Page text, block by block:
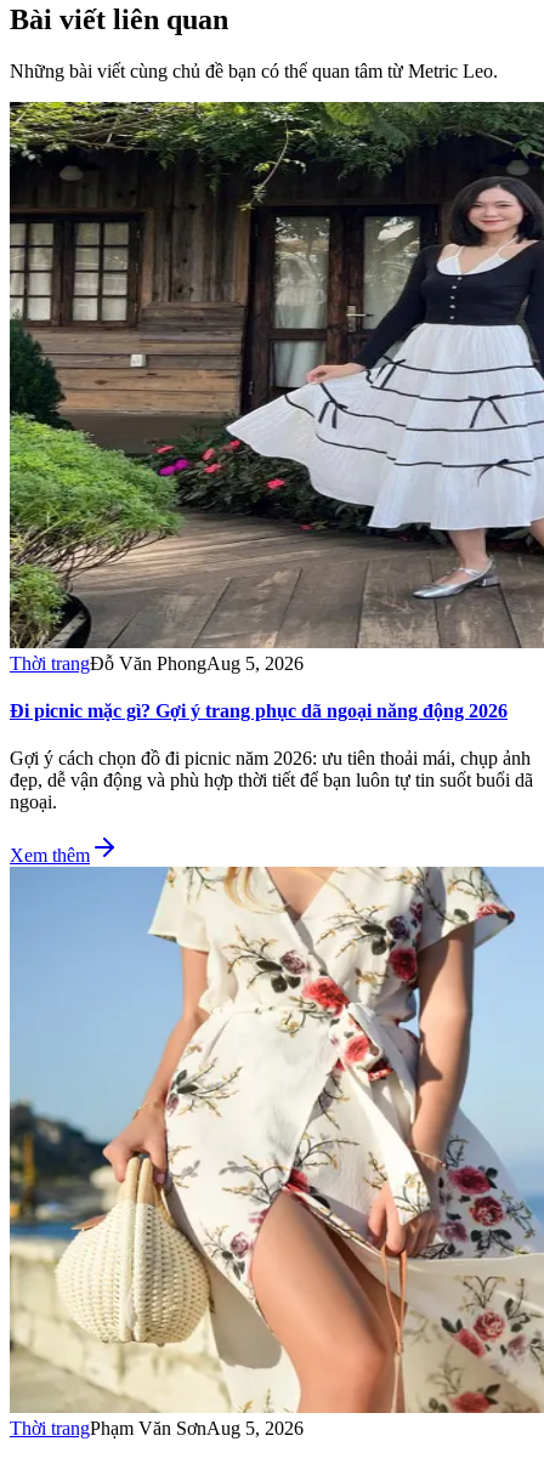
Bài viết liên quan
Những bài viết cùng chủ đề bạn có thể quan tâm từ Metric Leo.
Thời trangĐỗ Văn PhongAug 5, 2026
Đi picnic mặc gì? Gợi ý trang phục dã ngoại năng động 2026
Gợi ý cách chọn đồ đi picnic năm 2026: ưu tiên thoải mái, chụp ảnh
đẹp, dễ vận động và phù hợp thời tiết để bạn luôn tự tin suốt buổi dã
ngoại.
Xem thêm
Thời trangPhạm Văn SơnAug 5, 2026